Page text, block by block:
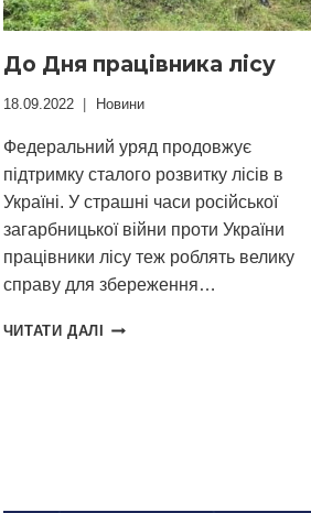
До Дня працівника лісу
18.09.2022 Новини
Федеральний уряд продовжує
підтримку сталого розвитку лісів в
Україні. У страшні часи російської
загарбницької війни проти України
працівники лісу теж роблять велику
справу для збереження…
ЧИТАТИ ДАЛІ
ДО